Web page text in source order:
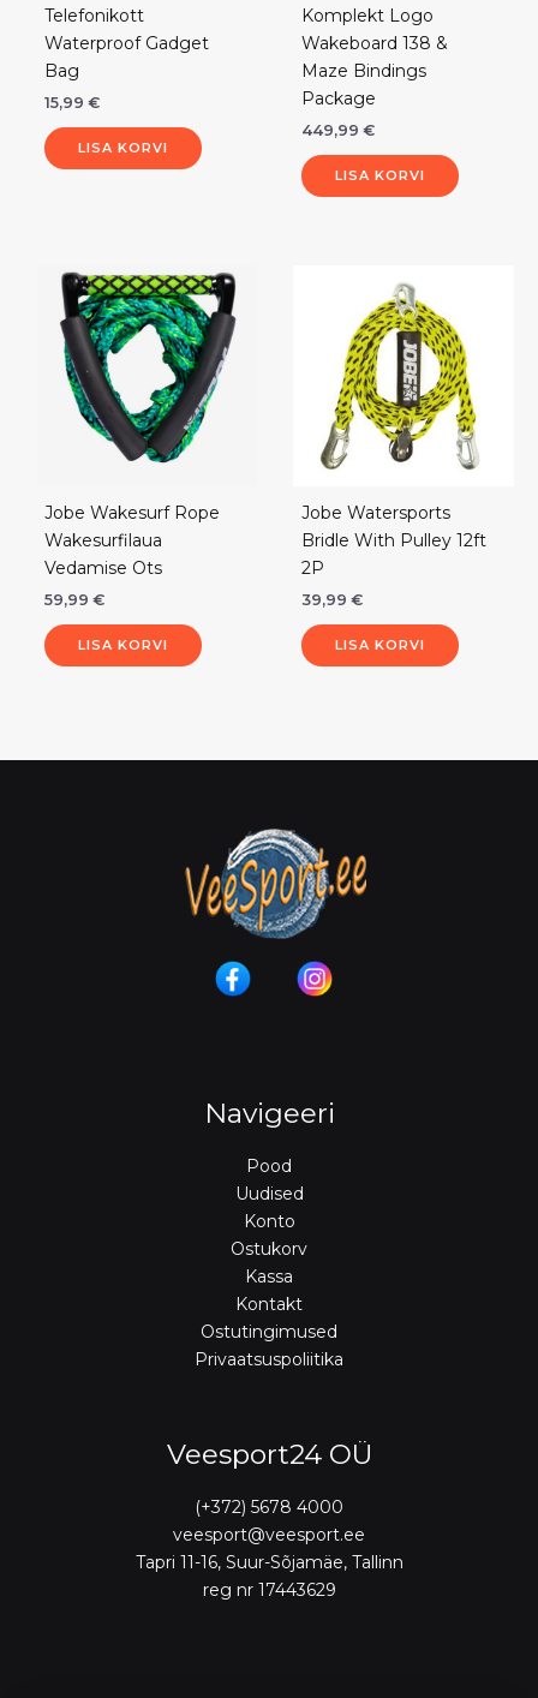
Telefonikott
Waterproof Gadget
Bag
15,99 €
LISA KORVI
Komplekt Logo
Wakeboard 138 &
Maze Bindings
Package
449,99 €
LISA KORVI
Jobe Wakesurf Rope
Wakesurfilaua
Vedamise Ots
59,99 €
LISA KORVI
Jobe Watersports
Bridle With Pulley 12ft
2P
39,99 €
LISA KORVI
Navigeeri
Pood
Uudised
Konto
Ostukorv
Kassa
Kontakt
Ostutingimused
Privaatsuspoliitika
Veesport24 OÜ
(+372) 5678 4000
veesport@veesport.ee
Tapri 11-16, Suur-Sõjamäe, Tallinn
reg nr 17443629